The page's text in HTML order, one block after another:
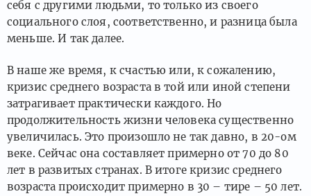
себя с другими людьми, то только из своего
социального слоя, соответственно, и разница была
меньше. И так далее.
В наше же время, к счастью или, к сожалению,
кризис среднего возраста в той или иной степени
затрагивает практически каждого. Но
продолжительность жизни человека существенно
увеличилась. Это произошло не так давно, в 20-ом
веке. Сейчас она составляет примерно от 70 до 80
лет в развитых странах. В итоге кризис среднего
возраста происходит примерно в 30 – тире – 50 лет.